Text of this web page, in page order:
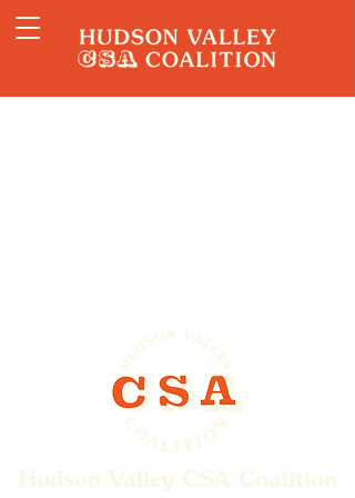
Hudson Valley CSA Coalition